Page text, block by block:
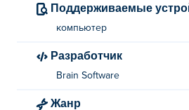
Поддерживаемые
компьютер
Разработчик
Brain Software
Жанр